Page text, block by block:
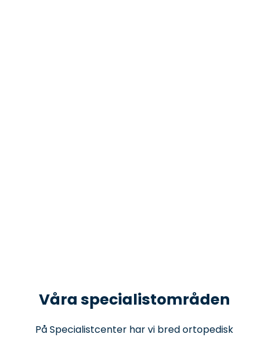
Våra specialistområden
På Specialistcenter har vi bred ortopedisk